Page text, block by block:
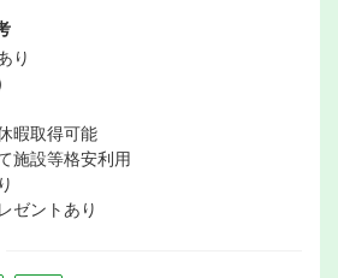
り
暇取得可能
施設等格安利用
ゼントあり